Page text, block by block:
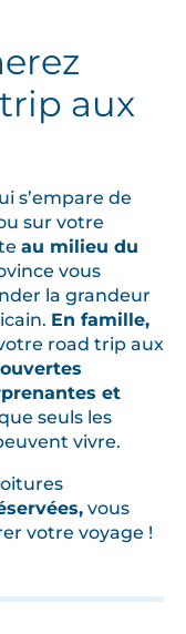
aux
s’empare de
sur votre
au milieu du
vous
la grandeur
En famille,
road trip aux
et
seuls les
vivre.
vous
votre voyage !